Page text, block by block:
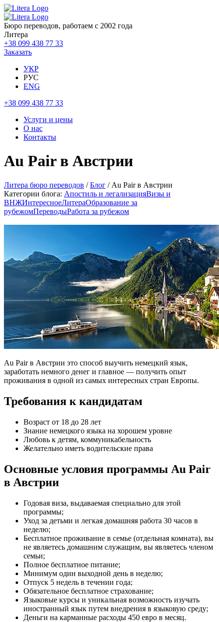
Бюро переводов, работаем с 2002 года
Литера
+38 099 438 77 33
Заказать
УКР
РУС
ENG
+38 099 438 77 33
Услуги и цены
О нас
Контакты
Au Pair в Австрии
Литера бюро переводов /Блог / Au Pair в Австрии
Категории блога: Апостиль и легализацияВизы и
ВНЖИнтересноеЛитераОбразование за
рубежомПереводыРабота за рубежом
Au Pair в Австрии это способ выучить немецкий язык,
заработать немного денег и главное — получить опыт
проживания в одной из самых интересных стран Европы.
Требования к кандидатам
Возраст от 18 до 28 лет
Знание немецкого языка на хорошем уровне
Любовь к детям, коммуникабельность
Желательно иметь водительские права
Основные условия программы Au Pair
в Австрии
Годовая виза, выдаваемая специально для этой
программы;
Уход за детьми и легкая домашняя работа 30 часов в
неделю;
Бесплатное проживание в семье (отдельная комната), вы
не являетесь домашним служащим, вы являетесь членом
семьи;
Полное бесплатное питание;
Минимум один выходной день в неделю;
Отпуск 5 недель в течении года;
Обязательное бесплатное страхование;
Языковые курсы и уникальная возможность изучать
иностранный язык путем внедрения в языковую среду;
Деньги на карманные расходы 450 евро в месяц.